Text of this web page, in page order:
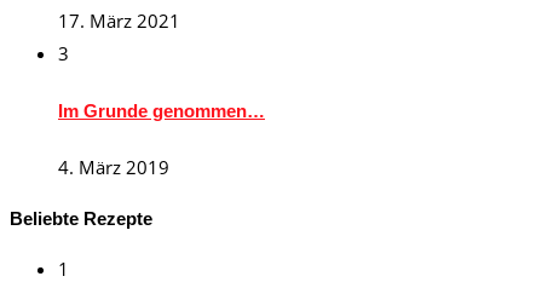
17. März 2021
3
Im Grunde genommen…
4. März 2019
Beliebte Rezepte
1